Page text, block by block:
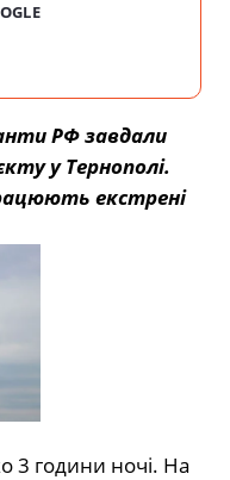
РФ завдали
у Тернополі.
екстрені
3 години ночі. На